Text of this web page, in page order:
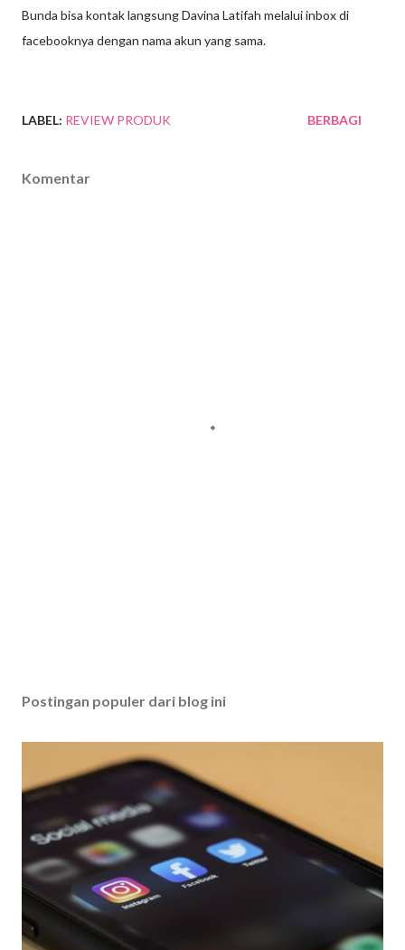
Bunda bisa kontak langsung Davina Latifah melalui inbox di
facebooknya dengan nama akun yang sama.
LABEL: REVIEW PRODUK BERBAGI
Komentar
Postingan populer dari blog ini